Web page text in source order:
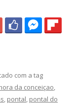
com a tag
da conceiçao,
, pontal, pontal do